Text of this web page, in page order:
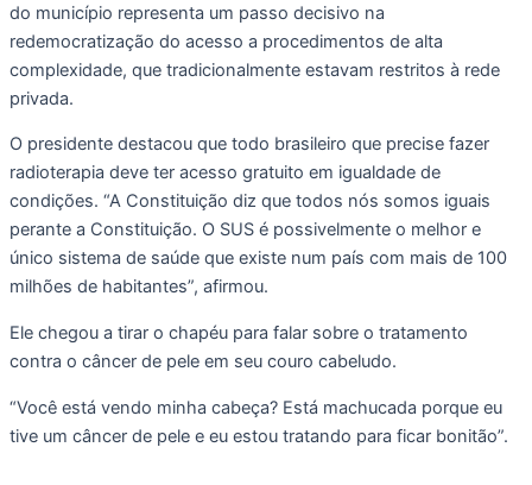
do município representa um passo decisivo na
redemocratização do acesso a procedimentos de alta
complexidade, que tradicionalmente estavam restritos à rede
privada.
O presidente destacou que todo brasileiro que precise fazer
radioterapia deve ter acesso gratuito em igualdade de
condições. “A Constituição diz que todos nós somos iguais
perante a Constituição. O SUS é possivelmente o melhor e
único sistema de saúde que existe num país com mais de 100
milhões de habitantes”, afirmou.
Ele chegou a tirar o chapéu para falar sobre o tratamento
contra o câncer de pele em seu couro cabeludo.
“Você está vendo minha cabeça? Está machucada porque eu
tive um câncer de pele e eu estou tratando para ficar bonitão”.